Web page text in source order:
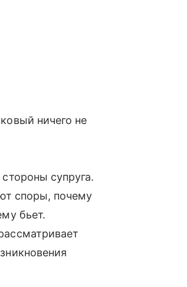
ничего не
супруга.
споры, почему
бьет.